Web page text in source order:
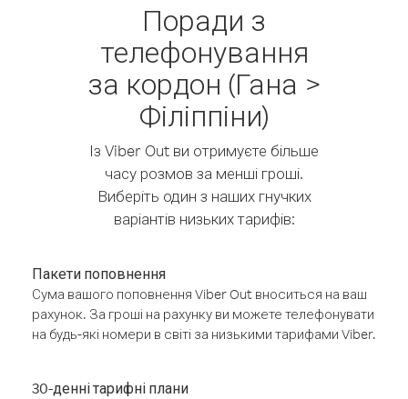
Поради з
телефонування
за кордон (Гана >
Філіппіни)
Із Viber Out ви отримуєте більше
часу розмов за менші гроші.
Виберіть один з наших гнучких
варіантів низьких тарифів:
Пакети поповнення
Сума вашого поповнення Viber Out вноситься на ваш
рахунок. За гроші на рахунку ви можете телефонувати
на будь-які номери в світі за низькими тарифами Viber.
30-денні тарифні плани